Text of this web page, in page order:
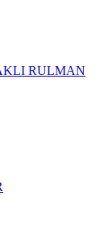
RULMAN